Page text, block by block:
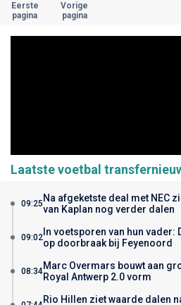
Eerste
pagina
Vorige
pagina
Laatste voetbal
09:25 Na afgeketste deal met NEC
van Kaplan nog verder dalen
09:02 In voetsporen van hun vader:
op doorbraak bij Feyenoord
08:34Marc Overmars bouwt aan
Royal Antwerp 2.0 vorm
Rio Hillen ziet waarde dalen